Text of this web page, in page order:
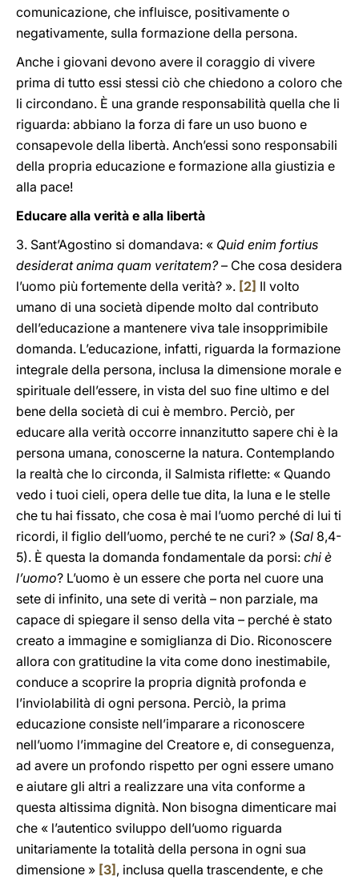
comunicazione, che influisce, positivamente o
negativamente, sulla formazione della persona.
Anche i giovani devono avere il coraggio di vivere
prima di tutto essi stessi ciò che chiedono a coloro che
li circondano. È una grande responsabilità quella che li
riguarda: abbiano la forza di fare un uso buono e
consapevole della libertà. Anch’essi sono responsabili
della propria educazione e formazione alla giustizia e
alla pace!
Educare alla verità e alla libertà
3. Sant’Agostino si domandava: « Quid enim fortius
desiderat anima quam veritatem?– Che cosa desidera
l’uomo più fortemente della verità? ». [2] Il volto
umano di una società dipende molto dal contributo
dell’educazione a mantenere viva tale insopprimibile
domanda. L’educazione, infatti, riguarda la formazione
integrale della persona, inclusa la dimensione morale e
spirituale dell’essere, in vista del suo fine ultimo e del
bene della società di cui è membro. Perciò, per
educare alla verità occorre innanzitutto sapere chi è la
persona umana, conoscerne la natura. Contemplando
la realtà che lo circonda, il Salmista riflette: « Quando
vedo i tuoi cieli, opera delle tue dita, la luna e le stelle
che tu hai fissato, che cosa è mai l’uomo perché di lui ti
ricordi, il figlio dell’uomo, perché te ne curi? » (Sal 8,4-
5). È questa la domanda fondamentale da porsi: chi è
l’uomo? L’uomo è un essere che porta nel cuore una
sete di infinito, una sete di verità – non parziale, ma
capace di spiegare il senso della vita – perché è stato
creato a immagine e somiglianza di Dio. Riconoscere
allora con gratitudine la vita come dono inestimabile,
conduce a scoprire la propria dignità profonda e
l’inviolabilità di ogni persona. Perciò, la prima
educazione consiste nell’imparare a riconoscere
nell’uomo l’immagine del Creatore e, di conseguenza,
ad avere un profondo rispetto per ogni essere umano
e aiutare gli altri a realizzare una vita conforme a
questa altissima dignità. Non bisogna dimenticare mai
che « l’autentico sviluppo dell’uomo riguarda
unitariamente la totalità della persona in ogni sua
dimensione » [3] , inclusa quella trascendente, e che